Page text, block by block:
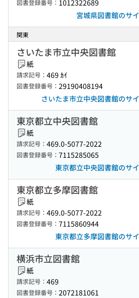
図書登録番号： 1012322689
宮城県図書館のサ
関東
さいたま市立中央図書館
紙
請求記号： 469 ｶｲ
図書登録番号： 29190408194
さいたま市立中央図書館のサ
東京都立中央図書館
紙
請求記号： 469.0-5077-2022
図書登録番号： 7115285065
東京都立中央図書館のサ
東京都立多摩図書館
紙
請求記号： 469.0-5077-2022
図書登録番号： 7115860944
東京都立多摩図書館のサ
横浜市立図書館
紙
請求記号： 469
図書登録番号： 2072181061